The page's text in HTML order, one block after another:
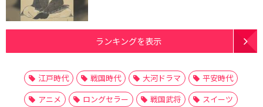
ランキングを表示
江戸時代 戦国時代 大河ドラマ
平安時代
アニメ
ロングセラー 戦国武将
スイーツ